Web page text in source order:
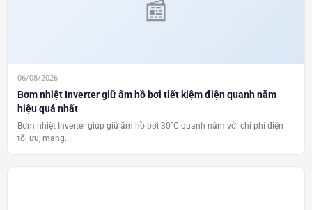
06/08/2026
Bơm nhiệt Inverter giữ ấm hồ bơi tiết kiệm điện quanh năm
hiệu quả nhất
Bơm nhiệt Inverter giúp giữ ấm hồ bơi 30°C quanh năm với chi phí điện
tối ưu, mang...